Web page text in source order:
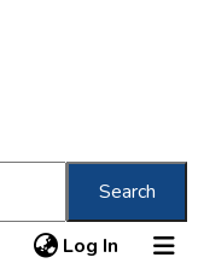
Search
Log In (current)